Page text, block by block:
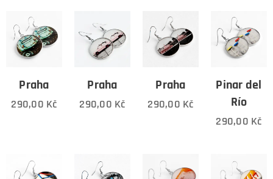
Praha
290,00 Kč
Praha
290,00 Kč
Praha
290,00 Kč
Pinar del
Río
290,00 Kč